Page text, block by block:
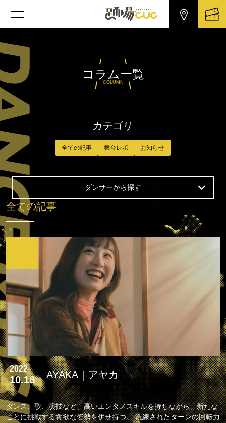
コラム一覧
COLUMN
全ての記事
2022
10.18 AYAKA｜アヤカ
ダンス、歌、演技など、高いエンタメスキルを持ちながら、新たな
ことに挑戦する貪欲な姿勢を併せ持つ。 洗練されたターンの回転力
カテゴリ
全ての記事 舞台レポ お知らせ
ダンサーから探す